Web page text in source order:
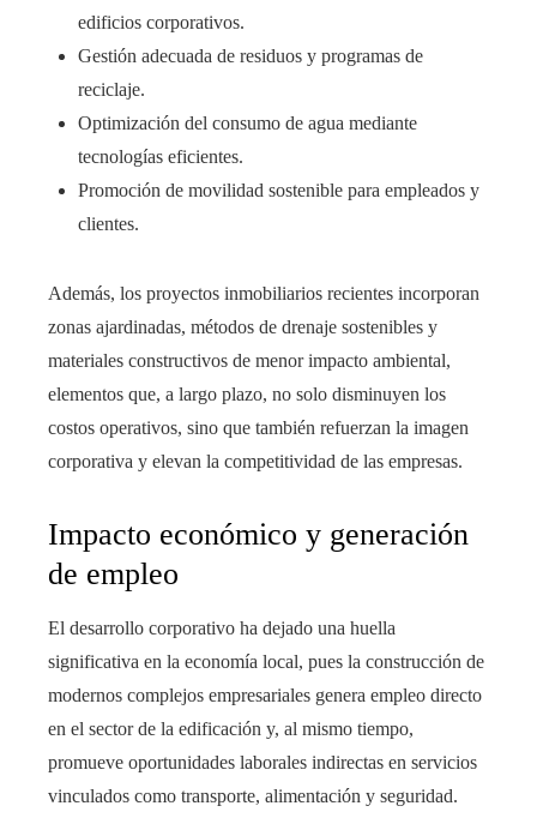
edificios corporativos.
Gestión adecuada de residuos y programas de
reciclaje.
Optimización del consumo de agua mediante
tecnologías eficientes.
Promoción de movilidad sostenible para empleados y
clientes.
Además, los proyectos inmobiliarios recientes incorporan
zonas ajardinadas, métodos de drenaje sostenibles y
materiales constructivos de menor impacto ambiental,
elementos que, a largo plazo, no solo disminuyen los
costos operativos, sino que también refuerzan la imagen
corporativa y elevan la competitividad de las empresas.
Impacto económico y generación
de empleo
El desarrollo corporativo ha dejado una huella
significativa en la economía local, pues la construcción de
modernos complejos empresariales genera empleo directo
en el sector de la edificación y, al mismo tiempo,
promueve oportunidades laborales indirectas en servicios
vinculados como transporte, alimentación y seguridad.